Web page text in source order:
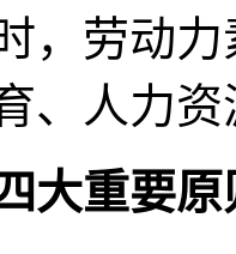
，劳动
、人力
大重要原